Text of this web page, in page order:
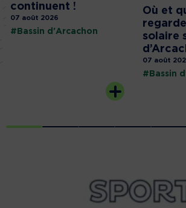
continuent !
07 août 2026
#Bassin d'Arcachon
Où et
solaire
07 août
#Bassin